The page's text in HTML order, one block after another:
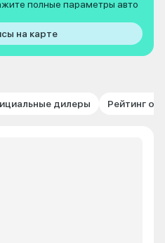
полные параметры авто
на карте
дилеры Рейтинг